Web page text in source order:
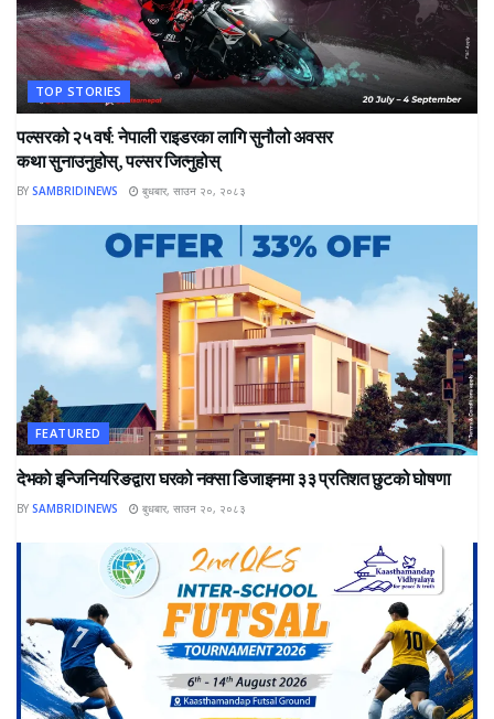
TOP STORIES
पल्सरको २५ वर्ष: नेपाली राइडरका लागि सुनौलो अवसर
कथा सुनाउनुहोस्, पल्सर जित्नुहोस्
BY SAMBRIDINEWS बुधबार, साउन २०, २०८३
FEATURED
देभको इन्जिनियरिङद्वारा घरको नक्सा डिजाइनमा ३३ प्रतिशत छुटको घोषणा
BY SAMBRIDINEWS बुधबार, साउन २०, २०८३